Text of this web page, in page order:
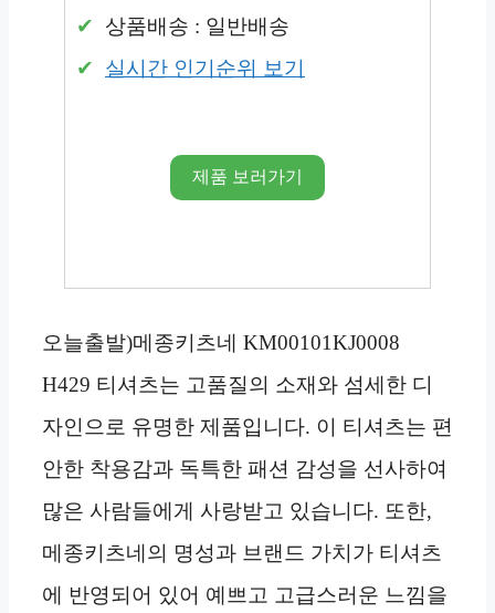
상품배송 : 일반배송
실시간 인기순위 보기
제품 보러가기
오늘출발)메종키츠네 KM00101KJ0008
H429 티셔츠는 고품질의 소재와 섬세한 디
자인으로 유명한 제품입니다. 이 티셔츠는 편
안한 착용감과 독특한 패션 감성을 선사하여
많은 사람들에게 사랑받고 있습니다. 또한,
메종키츠네의 명성과 브랜드 가치가 티셔츠
에 반영되어 있어 예쁘고 고급스러운 느낌을